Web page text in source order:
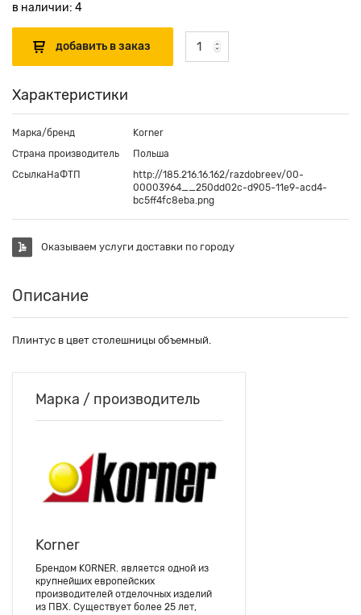
в наличии: 4
Характеристики
Марка/бренд
Korner
Страна производитель
Польша
СсылкаНаФТП
http://185.216.16.162/razdobreev/00-
00003964__250dd02c-d905-11e9-acd4-
bc5ff4fc8eba.png
Оказываем услуги доставки по городу
Описание
Плинтус в цвет столешницы объемный.
Марка / производитель
Korner
Брендом KORNER. является одной из
крупнейших европейских
производителей отделочных изделий
из ПВХ. Существует более 25 лет,